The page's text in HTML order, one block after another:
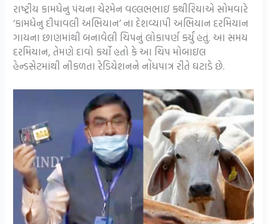
રાષ્ટ્રીય કામધેનુ પંચના ચેરમેન વલ્લભભાઇ કથીરિયાએ સોમવારે
‘કામધેનુ દીપાવલી અભિયાન’ ના દેશવ્યાપી અભિયાન દરમિયાન
ગાયના છાણમાંથી બનાવેલી ચિપનું લોકાપર્ણ કર્યું હતું. આ સમય
દરમિયાન, તેમણે દાવો કર્યો હતો કે આ ચિપ મોબાઇલ
હેન્ડસેટમાંથી નીકળતા રેડિયેશનને નોંધપાત્ર રીતે ઘટાડે છે.